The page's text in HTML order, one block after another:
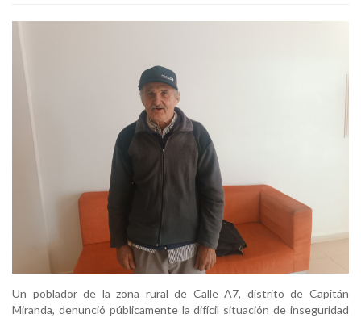
Un poblador de la zona rural de Calle A7, distrito de Capitán
Miranda, denunció públicamente la difícil situación de inseguridad